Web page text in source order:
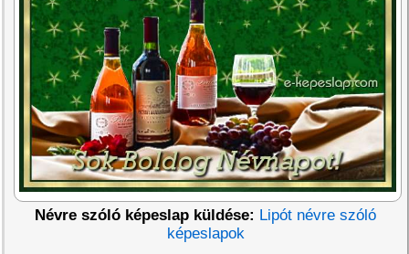
Névre szóló képeslap küldése: Lipót névre szóló
képeslapok